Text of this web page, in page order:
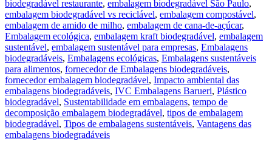
biodegradável restaurante, embalagem biodegradável São Paulo,
embalagem biodegradável vs reciclável, embalagem compostável,
embalagem de amido de milho, embalagem de cana-de-açúcar,
Embalagem ecológica, embalagem kraft biodegradável, embalagem
sustentável, embalagem sustentável para empresas, Embalagens
biodegradáveis, Embalagens ecológicas, Embalagens sustentáveis
para alimentos, fornecedor de Embalagens biodegradáveis,
fornecedor embalagem biodegradável, Impacto ambiental das
embalagens biodegradáveis, IVC Embalagens Barueri, Plástico
biodegradável, Sustentabilidade em embalagens, tempo de
decomposição embalagem biodegradável, tipos de embalagem
biodegradável, Tipos de embalagens sustentáveis, Vantagens das
embalagens biodegradáveis